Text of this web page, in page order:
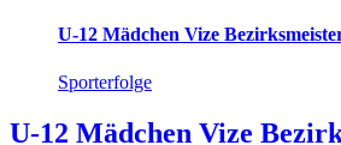
U-12 Mädchen Vize
Sporterfolge
U-12 Mädchen Vize